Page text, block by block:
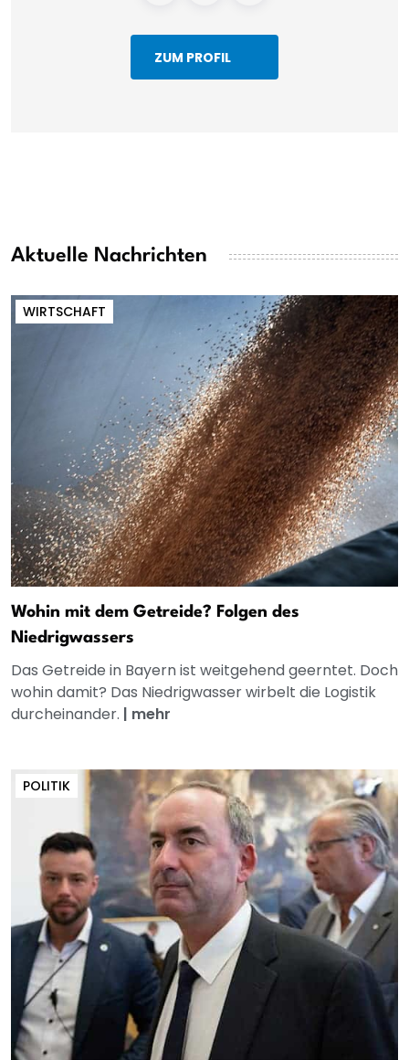
ZUM PROFIL
Aktuelle Nachrichten
WIRTSCHAFT
Wohin mit dem Getreide? Folgen des
Niedrigwassers
Das Getreide in Bayern ist weitgehend geerntet. Doch
wohin damit? Das Niedrigwasser wirbelt die Logistik
durcheinander. | mehr
POLITIK